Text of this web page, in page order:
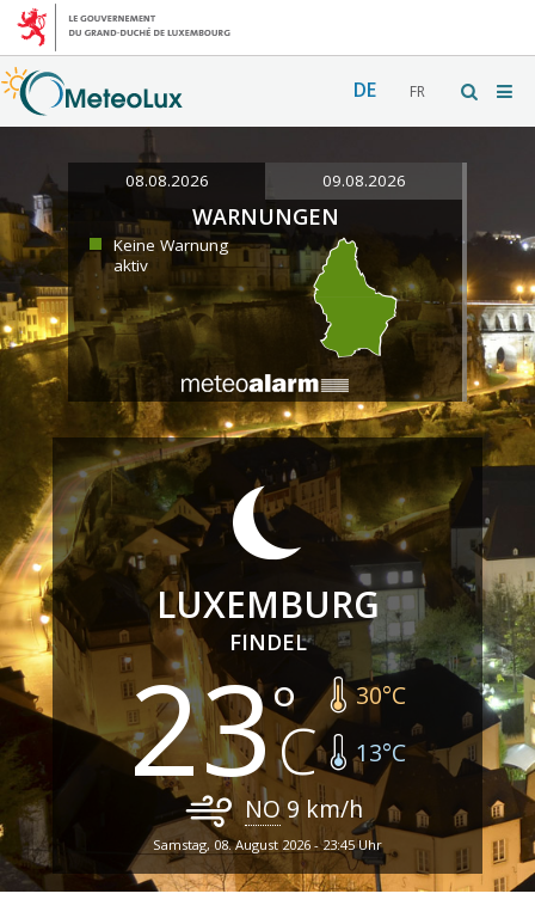
DE FR
08.08.2026 09.08.2026
WARNUNGEN
Keine Warnung
aktiv
LUXEMBURG
FINDEL
23 30°C
13°C
NO9 km/h
Samstag, 08. August 2026 - 23:45 Uhr